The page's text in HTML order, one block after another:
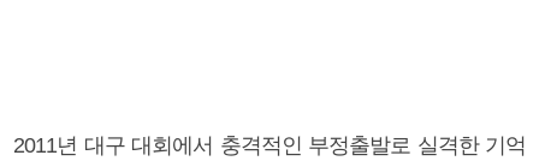
2011년 대구 대회에서 충격적인 부정출발로 실격한 기억